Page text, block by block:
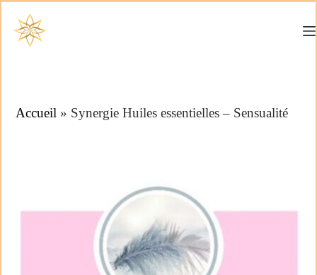
Accueil » Synergie Huiles essentielles – Sensualité